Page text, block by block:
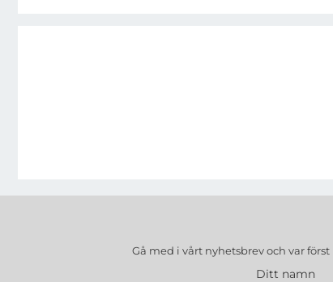
Gå med i vårt nyhetsbrev och var
Ditt namn